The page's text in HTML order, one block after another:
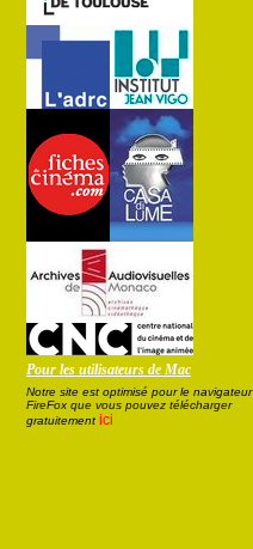
Pour les utilisateurs de Mac
Notre site est optimisé pour le navigateur
FireFox que vous pouvez télécharger
gratuitement ici